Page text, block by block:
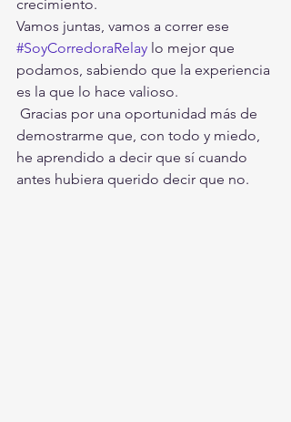
crecimiento.
Vamos juntas, vamos a correr ese
#SoyCorredoraRelay lo mejor que
podamos, sabiendo que la experiencia
es la que lo hace valioso.
demostrarme que, con todo y miedo,
he aprendido a decir que sí cuando
antes hubiera querido decir que no.